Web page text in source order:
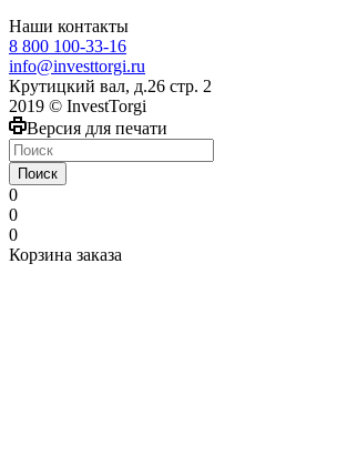
Наши контакты
8 800 100-33-16
info@investtorgi.ru
Крутицкий вал, д.26 стр. 2
2019 © InvestTorgi
Версия для печати
Поиск
0
0
0
Корзина заказа